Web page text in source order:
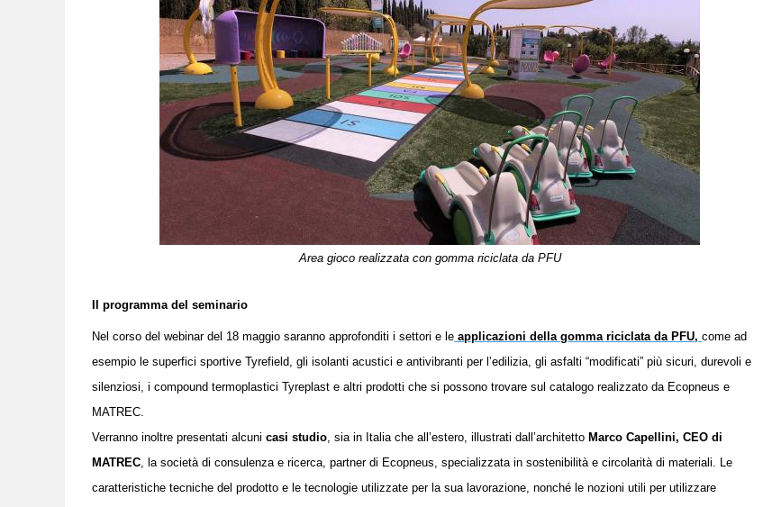
Area gioco realizzata con gomma riciclata da PFU
l programma del seminario
Nel corso del webinar del 18 maggio saranno approfonditi i settori e le applicazioni della gomma riciclata da PFU, come ad
esempio le superfici sportive Tyrefield, gli isolanti acustici e antivibranti per l’edilizia, gli asfalti “modificati” più sicuri, durevoli e
silenziosi, i compound termoplastici Tyreplast e altri prodotti che si possono trovare sul catalogo realizzato da Ecopneus e
MATREC.
Verranno inoltre presentati alcuni casi studio, sia in Italia che all’estero, illustrati dall’architetto Marco Capellini, CEO di
MATREC, lasocietà di consulenza e ricerca, partner di Ecopneus, specializzata in sostenibilità e circolarità di materiali. Le
caratteristiche tecniche del prodotto e le tecnologie utilizzate per la sua lavorazione, nonché le nozioni utili per utilizzare